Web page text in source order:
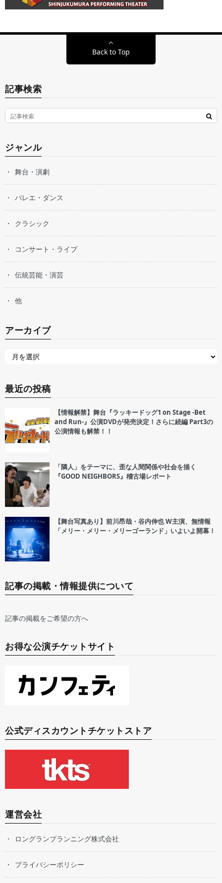
Back to Top
記事検索
ジャンル
舞台・演劇
バレエ・ダンス
クラシック
コンサート・ライブ
伝統芸能・演芸
他
アーカイブ
最近の投稿
【情報解禁】舞台『ラッキードッグ1 on Stage -Bet
and Run-』公演DVDが発売決定！さらに続編 Part3の
公演情報も解禁！！
「隣人」をテーマに、歪な人間関係や社会を描く
『GOOD NEIGHBORS』稽古場レポート
【舞台写真あり】前川昂哉・谷内伸也 W主演、無情報
「メリー・メリー・メリーゴーランド」いよいよ開幕！
記事の掲載・情報提供について
記事の掲載をご希望の方へ
お得な公演チケットサイト
公式ディスカウントチケットストア
運営会社
ロングランプランニング株式会社
プライバシーポリシー